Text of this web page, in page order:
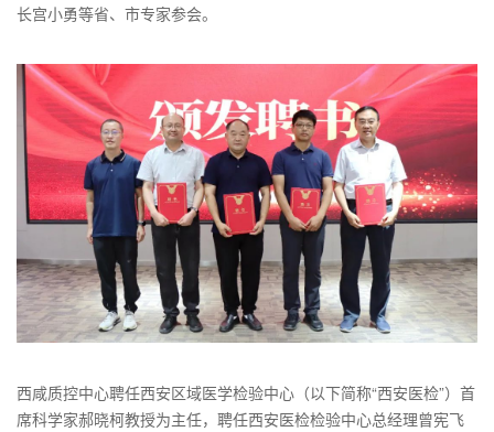
长宫小勇等省、市专家参会。
西咸质控中心聘任西安区域医学检验中心（以下简称“西安医检”）首
席科学家郝晓柯教授为主任，聘任西安医检检验中心总经理曾宪飞